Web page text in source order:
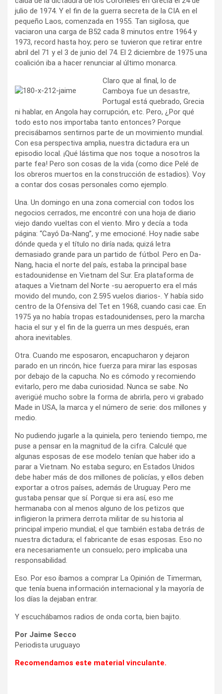
julio de 1974. Y el fin de la guerra secreta de la CIA en el
pequeño Laos, comenzada en 1955. Tan sigilosa, que
vaciaron una carga de B52 cada 8 minutos entre 1964 y
1973, record hasta hoy; pero se tuvieron que retirar entre
abril del 71 y el 3 de junio del 74. El 2 diciembre de 1975 una
coalición iba a hacer renunciar al último monarca.
Claro que al final, lo de
Camboya fue un desastre,
Portugal está quebrado, Grecia
ni hablar, en Angola hay corrupción, etc. Pero, ¿Por qué
todo esto nos importaba tanto entonces? Porque
precisábamos sentirnos parte de un movimiento mundial.
Con esa perspectiva amplia, nuestra dictadura era un
episodio local. ¡Qué lástima que nos toque a nosotros la
parte fea! Pero son cosas de la vida (como dice Pelé de
los obreros muertos en la construcción de estadios). Voy
a contar dos cosas personales como ejemplo.
Una. Un domingo en una zona comercial con todos los
negocios cerrados, me encontré con una hoja de diario
viejo dando vueltas con el viento. Miro y decía a toda
página: “Cayó Da-Nang”, y me emocioné. Hoy nadie sabe
dónde queda y el título no diría nada; quizá letra
demasiado grande para un partido de fútbol. Pero en Da-
Nang, hacia el norte del país, estaba la principal base
estadounidense en Vietnam del Sur. Era plataforma de
ataques a Vietnam del Norte -su aeropuerto era el más
movido del mundo, con 2.595 vuelos diarios-. Y había sido
centro de la Ofensiva del Tet en 1968, cuando casi cae. En
1975 ya no había tropas estadounidenses, pero la marcha
hacia el sur y el fin de la guerra un mes después, eran
ahora inevitables.
Otra. Cuando me esposaron, encapucharon y dejaron
parado en un rincón, hice fuerza para mirar las esposas
por debajo de la capucha. No es cómodo y recomiendo
evitarlo, pero me daba curiosidad. Nunca se sabe. No
averigüé mucho sobre la forma de abrirla, pero vi grabado
Made in USA, la marca y el número de serie: dos millones y
medio.
No pudiendo jugarle a la quiniela, pero teniendo tiempo, me
puse a pensar en la magnitud de la cifra. Calculé que
algunas esposas de ese modelo tenían que haber ido a
parar a Vietnam. No estaba seguro; en Estados Unidos
debe haber más de dos millones de policías, y ellos deben
exportar a otros países, además de Uruguay. Pero me
gustaba pensar que sí. Porque si era así, eso me
hermanaba con al menos alguno de los petizos que
infligieron la primera derrota militar de su historia al
principal imperio mundial; el que también estaba detrás de
nuestra dictadura; el fabricante de esas esposas. Eso no
era necesariamente un consuelo; pero implicaba una
responsabilidad.
Eso. Por eso íbamos a comprar La Opinión de Timerman,
que tenía buena información internacional y la mayoría de
los días la dejaban entrar.
Y escuchábamos radios de onda corta, bien bajito.
Por Jaime Secco
Periodista uruguayo
Recomendamos este material vinculante.